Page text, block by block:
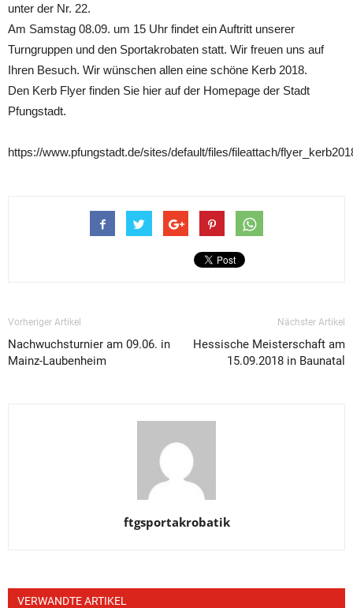
unter der Nr. 22.
Am Samstag 08.09. um 15 Uhr findet ein Auftritt unserer
Turngruppen und den Sportakrobaten statt. Wir freuen uns auf
Ihren Besuch. Wir wünschen allen eine schöne Kerb 2018.
Den Kerb Flyer finden Sie hier auf der Homepage der Stadt
Pfungstadt.
https://www.pfungstadt.de/sites/default/files/fileattach/
Vorheriger Artikel
Nachwuchsturnier am 09.06. in
Mainz-Laubenheim
Nächster Artikel
Hessische Meisterschaft am
15.09.2018 in Baunatal
ftgsportakrobatik
VERWANDTE ARTIKEL